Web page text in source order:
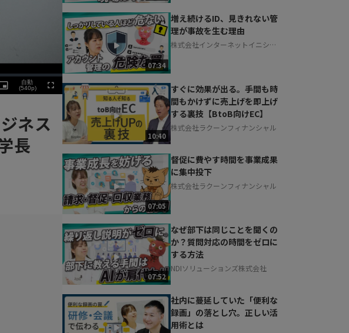
Picture-
in-
自動
(540p)
Fullscreen
ネス
長
07:34
増え続けるID、見きれない管
理が事故を生む理由
株式会社インターネットイニシア
10:40
すぐに効果が出る。手間も時
間もかけずに売上げを即上げ
する裏技【BtoB向けEC】
株式会社ラクーンフィナンシャル
07:05
督促に費やす時間を事業成果
に集中投下
株式会社ラクーンフィナンシャル
07:52
なぜ部下は同じことを聞くの
か？質問対応の時間をゼロに
する方法
NDIソリューションズ株式会社
社内に蔓延していた「便利な
録画」の落とし穴。正しい活
用術とは